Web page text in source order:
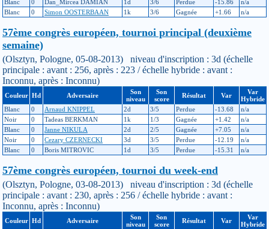
Blanc
0 Dan_Mircea DAMIAN 1d 3/6 Perdue -15.86
n/a
Blanc
0 Simon OOSTERBAAN 1k 3/6 Gagnée +1.66 n/a
57ème congrès européen, tournoi principal (deuxième
semaine)
(Olsztyn, Pologne, 05-08-2013) niveau d'inscription : 3d (échelle
principale : avant : 256, après : 223 / échelle hybride : avant :
Inconnu, après : Inconnu)
Couleur Hd Adversaire
Son
niveau
Son
score
Résultat Var
Var
Hybride
Blanc
0 Arnaud KNIPPEL 2d 3/5 Perdue -13.68
n/a
Noir
0 Tadeas BERKMAN 1k 1/3 Gagnée +1.42
n/a
Blanc
0 Janne NIKULA 2d 2/5 Gagnée +7.05
n/a
Noir
0 Cezary CZERNECKI 3d 3/5 Perdue -12.19
n/a
Blanc
0 Boris MITROVIC 1d 3/5 Perdue -15.31 n/a
57ème congrès européen, tournoi du week-end
(Olsztyn, Pologne, 03-08-2013) niveau d'inscription : 3d (échelle
principale : avant : 230, après : 256 / échelle hybride : avant :
Inconnu, après : Inconnu)
Couleur Hd Adversaire
Son
niveau
Son
score
Résultat Var
Var
Hybride